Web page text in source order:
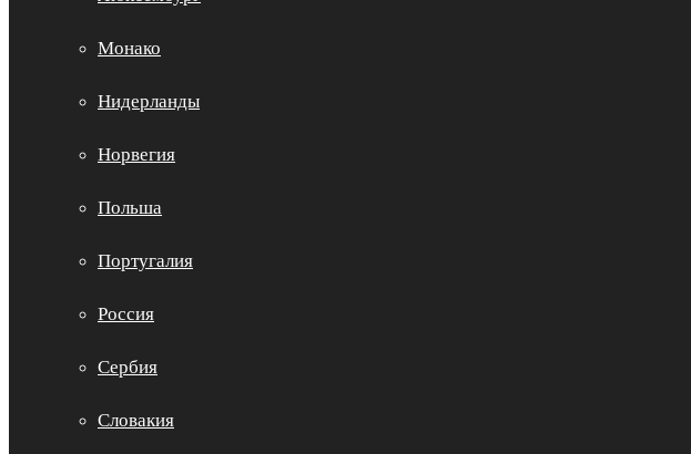
Монако
Нидерланды
Норвегия
Польша
Португалия
Россия
Сербия
Словакия